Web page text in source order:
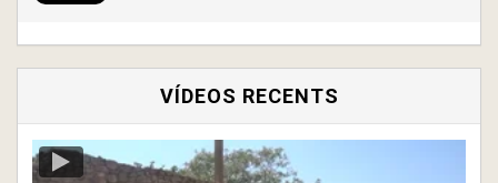
VÍDEOS RECENTS